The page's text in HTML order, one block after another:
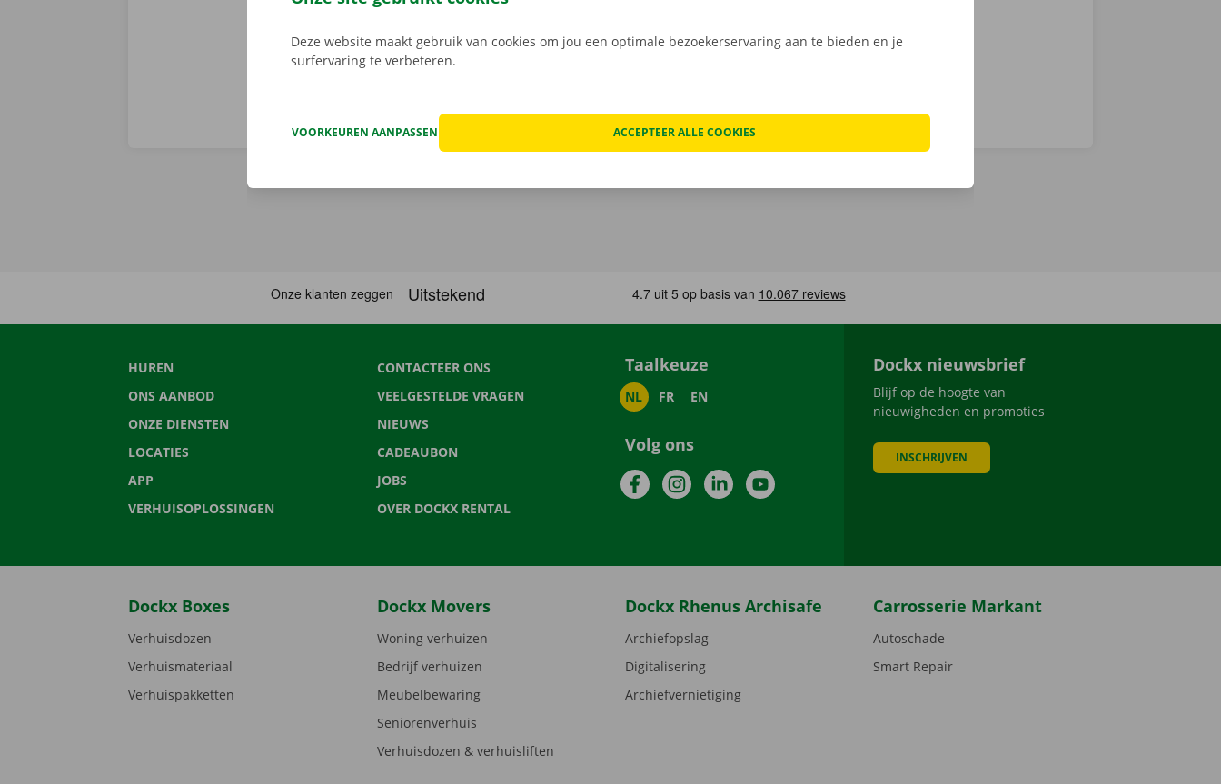
HUREN
ONS AANBOD
ONZE DIENSTEN
LOCATIES
APP
VERHUISOPLOSSINGEN
CONTACTEER ONS
VEELGESTELDE VRAGEN
NIEUWS
CADEAUBON
JOBS
OVER DOCKX RENTAL
Taalkeuze
NL FR EN
Volg ons
FacebookInstagramLinkedInYouTube
Dockx nieuwsbrief
Blijf op de hoogte van
nieuwigheden en promoties
INSCHRIJVEN
Dockx Boxes
Verhuisdozen
Verhuismateriaal
Verhuispakketten
Dockx Movers
Woning verhuizen
Bedrijf verhuizen
Meubelbewaring
Seniorenverhuis
Verhuisdozen & verhuisliften
Dockx Rhenus Archisafe
Archiefopslag
Digitalisering
Archiefvernietiging
Carrosserie Markant
Autoschade
Smart Repair
Deze website maakt gebruik van cookies om jou een optimale bezoekerservaring aan te bieden en je
surfervaring te verbeteren.
VOORKEUREN AANPASSEN ACCEPTEER ALLE COOKIES